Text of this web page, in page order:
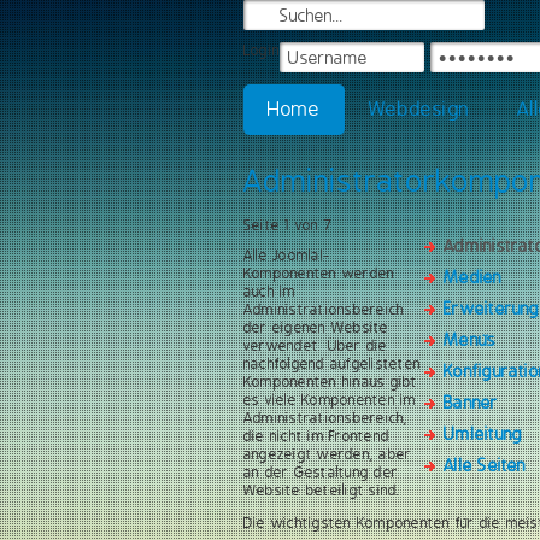
Login
Home Webdesign
Medien
Menüs
Banner
Umleitung
Alle Seiten
Seite 1 von 7
Alle Joomla!-
Komponenten werden
auch im
Administrationsbereich
der eigenen Website
verwendet. Über die
nachfolgend aufgelisteten
Komponenten hinaus gibt
es viele Komponenten im
Administrationsbereich,
die nicht im Frontend
angezeigt werden, aber
an der Gestaltung der
Website beteiligt sind.
Die wichtigsten Komponenten für die